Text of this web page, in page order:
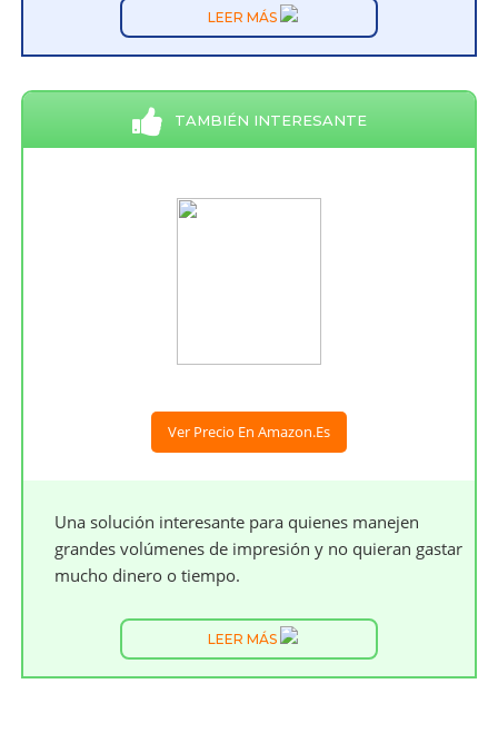
LEER MÁS
TAMBIÉN INTERESANTE
Ver Precio En Amazon.es
Una solución interesante para quienes manejen
grandes volúmenes de impresión y no quieran gastar
mucho dinero o tiempo.
LEER MÁS